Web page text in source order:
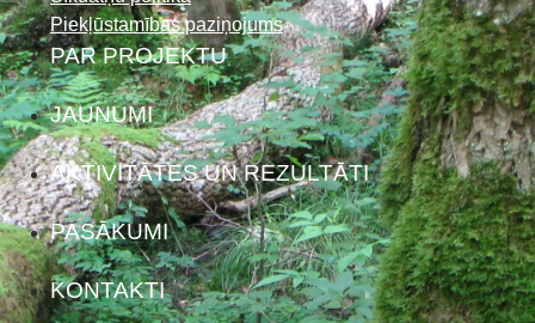
Piekļūstamības paziņojums
PAR PROJEKTU
JAUNUMI
AKTIVITĀTES UN REZULTĀTI
PASĀKUMI
KONTAKTI